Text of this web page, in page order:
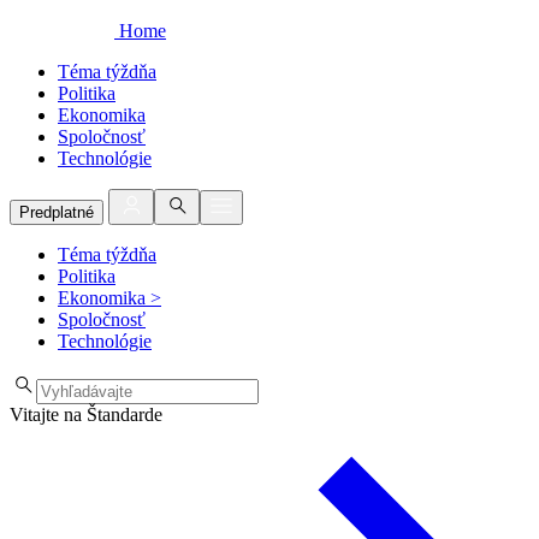
Home
Téma týždňa
Politika
Ekonomika
Spoločnosť
Technológie
Predplatné
Téma týždňa
Politika
Ekonomika >
Spoločnosť
Technológie
Vitajte na Štandarde